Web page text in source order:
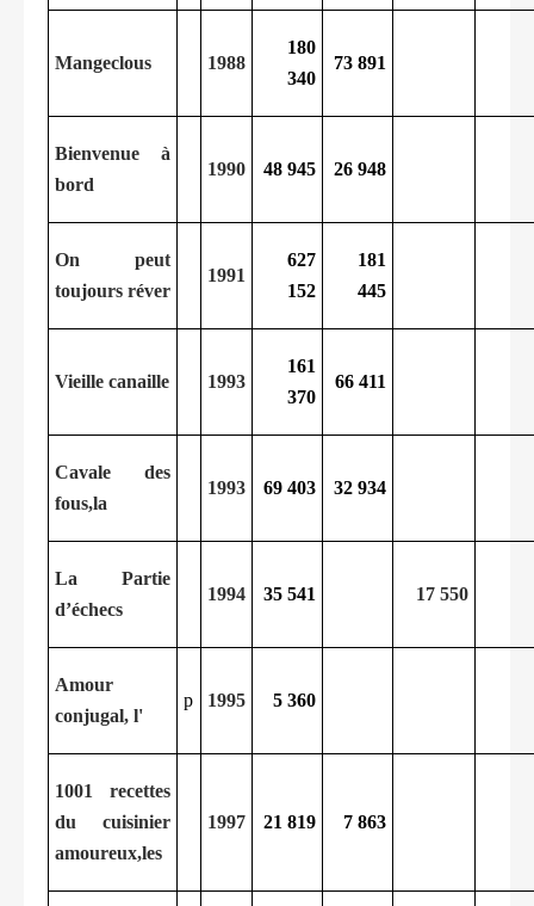
Mangeclous 1988
180
340
73 891
Bienvenue à
bord
1990 48 945 26 948
On peut
toujours réver
1991
627
152
181
445
Vieille canaille 1993
161
370
66 411
Cavale des
fous,la
1993 69 403 32 934
La Partie
d’échecs
1994 35 541 17 550
Amour
conjugal, l'
p 1995 5 360
1001 recettes
du cuisinier
amoureux,les
1997 21 819 7 863